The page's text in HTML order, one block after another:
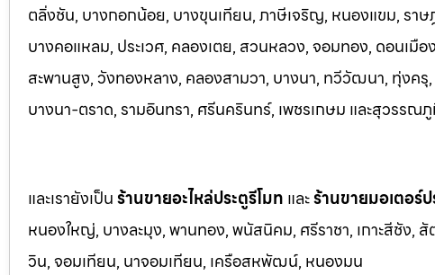
ตลิ่งชัน, บางกอกน้อย, บางขุนเทียน, ภาษีเจริญ, หนองแขม, รา
บางคอแหลม, ประเวศ, คลองเตย, สวนหลวง, จอมทอง, ดอนเมื
สะพานสูง, วังทองหลาง, คลองสามวา, บางนา, ทวีวัฒนา, ทุ่งค
บางนา-ตราด,รามอินทรา, ศรีนครินทร์, เพชรเกษม และสุวรรณ
และเรายังเป็นร้านขายอะไหล่ประตูรีโมท และร้านขายมอเตอร์
หนองใหญ่, บางละมุง, พานทอง, พนัสนิคม, ศรีราชา, เกาะสีชัง, สั
วิน, จอมเทียน, นาจอมเทียน, เครือสหพัฒน์, หนองมน